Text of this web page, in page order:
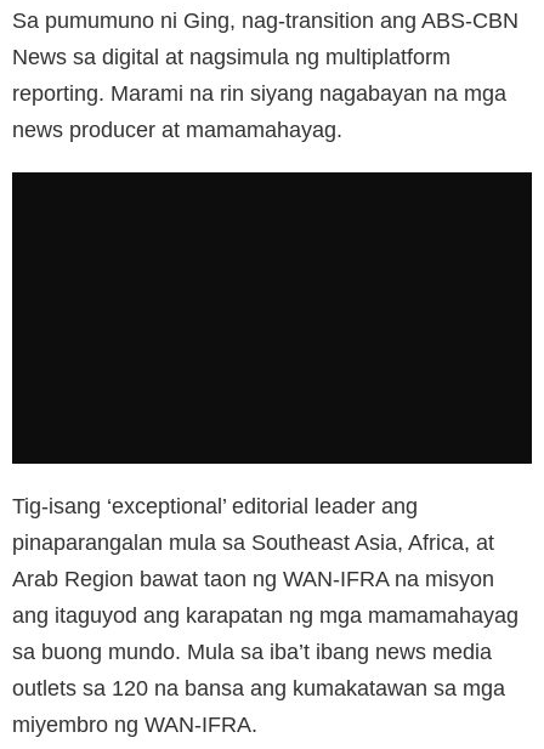
Sa pumumuno ni Ging, nag-transition ang ABS-CBN
News sa digital at nagsimula ng multiplatform
reporting. Marami na rin siyang nagabayan na mga
news producer at mamamahayag.
Tig-isang ‘exceptional’ editorial leader ang
pinaparangalan mula sa Southeast Asia, Africa, at
Arab Region bawat taon ng WAN-IFRA na misyon
ang itaguyod ang karapatan ng mga mamamahayag
sa buong mundo. Mula sa iba’t ibang news media
outlets sa 120 na bansa ang kumakatawan sa mga
miyembro ng WAN-IFRA.